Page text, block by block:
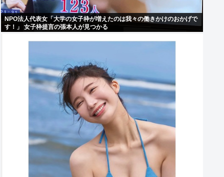
NPO法人代表女「大学の女子枠が増えたのは我々の働きかけのおかげで
す！」 女子枠提言の張本人が見つかる